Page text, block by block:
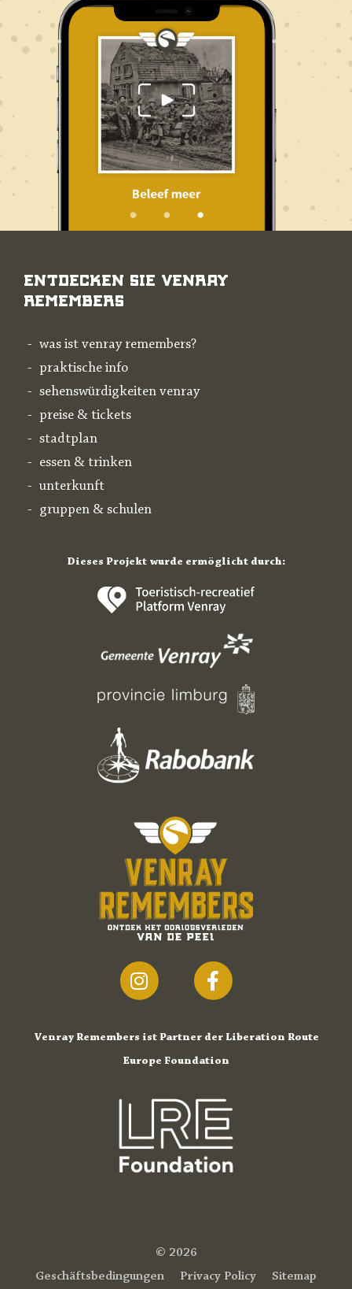
Entdecken Sie Venray
Remembers
was ist venray remembers?
praktische info
sehenswürdigkeiten venray
preise & tickets
stadtplan
essen & trinken
unterkunft
gruppen & schulen
Dieses Projekt wurde ermöglicht durch:
Venray Remembers ist Partner der Liberation Route
Europe Foundation
© 2026
Geschäftsbedingungen
Privacy Policy Sitemap